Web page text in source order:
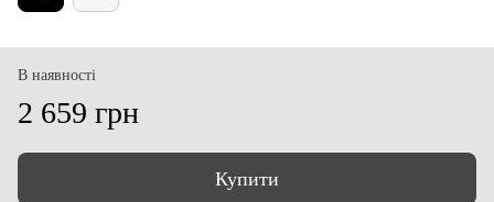
В наявності
2 659 грн
Купити